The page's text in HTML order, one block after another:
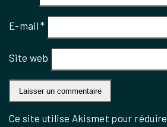
E-mail*
Site web
Ce site utilise Akismet pour